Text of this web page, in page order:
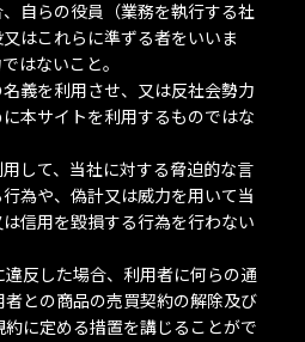
自らの役員（業務を執行する社
はこれらに準ずる者をいいま
はないこと。
義を利用させ、又は反社会勢力
本サイトを利用するものではな
して、当社に対する脅迫的な言
為や、偽計又は威力を用いて当
信用を毀損する行為を行わない
反した場合、利用者に何らの通
との商品の売買契約の解除及び
に定める措置を講じることがで